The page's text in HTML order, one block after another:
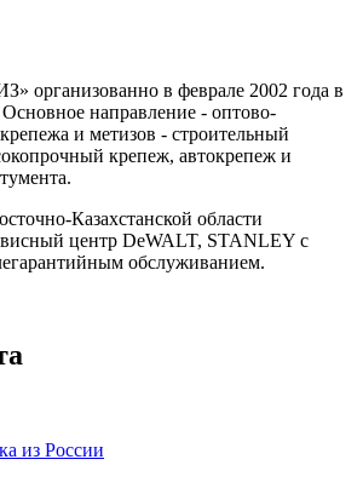
в феврале 2002 года в
направление - оптово-
и метизов - строительный
крепеж, автокрепеж и
Казахстанской области
центр DeWALT, STANLEY с
обслуживанием.
из России